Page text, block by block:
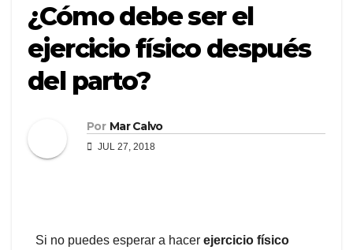
¿Cómo debe ser el
ejercicio físico después
del parto?
Por Mar Calvo
JUL 27, 2018
Si no puedes esperar a hacer ejercicio físico